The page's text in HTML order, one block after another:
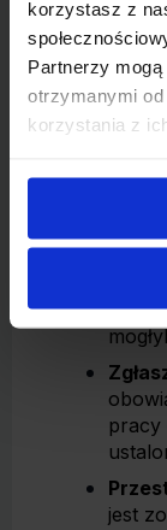
korzystasz z
Partnerzy
otrzymanymi
korzystania z
się
one
oraz
pracy
jest